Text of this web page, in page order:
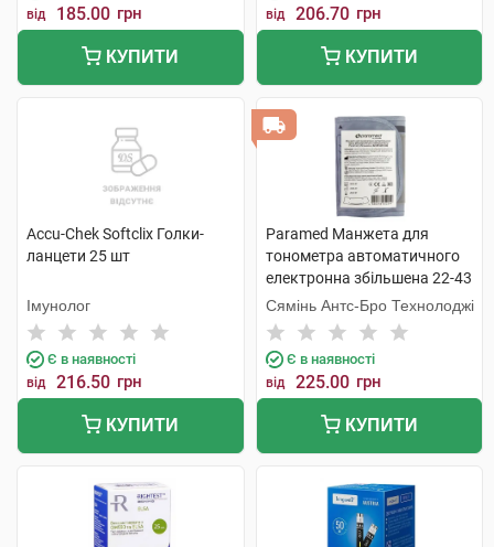
від 185.00 грн
КУПИТИ
від 206.70 грн
КУПИТИ
Accu-Chek Softclix Голки-
ланцети 25 шт
Імунолог
Є в наявності
від 216.50 грн
КУПИТИ
Paramed Манжета для
тонометра автоматичного
електронна збільшена 22-43
см 1 шт
Сямінь Антс-Бро Технолоджі
Є в наявності
від 225.00 грн
КУПИТИ